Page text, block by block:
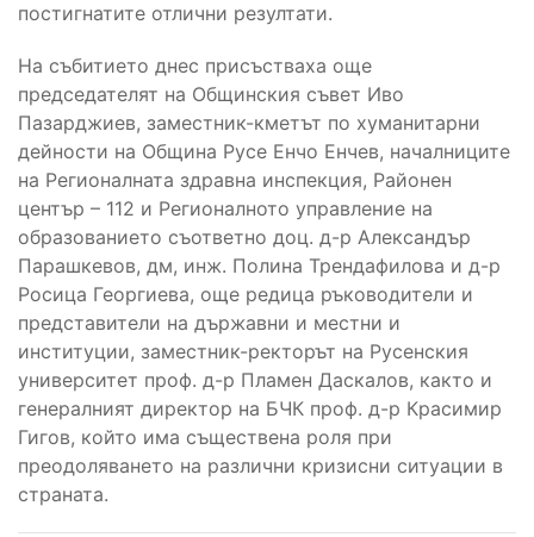
постигнатите отлични резултати.
На събитието днес присъстваха още
председателят на Общинския съвет Иво
Пазарджиев, заместник-кметът по хуманитарни
дейности на Община Русе Енчо Енчев, началниците
на Регионалната здравна инспекция, Районен
център – 112 и Регионалното управление на
образованието съответно доц. д-р Александър
Парашкевов, дм, инж. Полина Трендафилова и д-р
Росица Георгиева, още редица ръководители и
представители на държавни и местни и
институции, заместник-ректорът на Русенския
университет проф. д-р Пламен Даскалов, както и
генералният директор на БЧК проф. д-р Красимир
Гигов, който има съществена роля при
преодоляването на различни кризисни ситуации в
страната.